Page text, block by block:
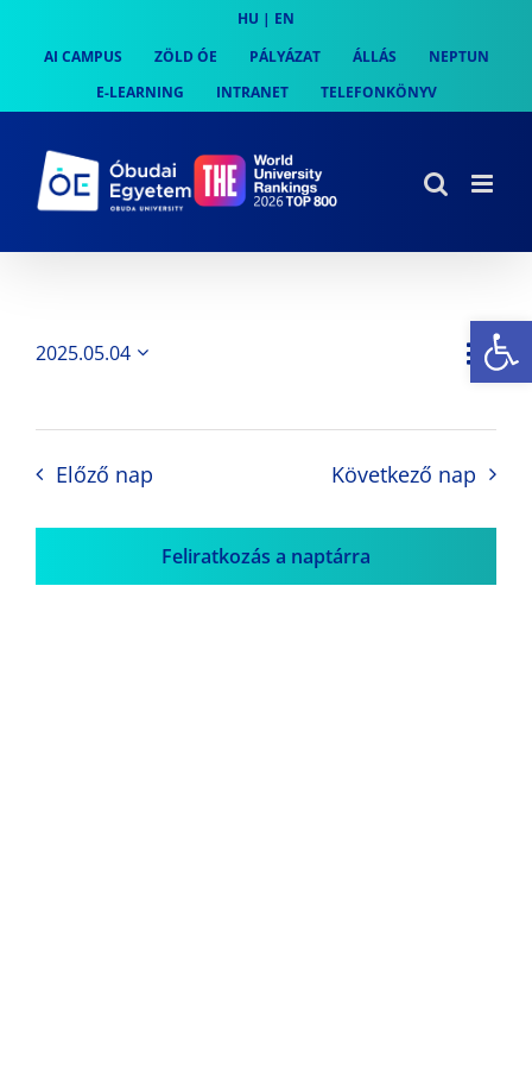
content
HU | EN
AI CAMPUS
ZÖLD ÓE PÁLYÁZAT ÁLLÁS
NEPTUN
E-LEARNING
INTRANET TELEFONKÖNYV
Nap
2025.05.04
Előző nap Következő nap
Feliratkozás a naptárra